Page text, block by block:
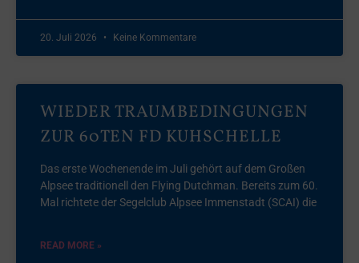
20. Juli 2026 Keine Kommentare
WIEDER TRAUMBEDINGUNGEN
ZUR 60TEN FD KUHSCHELLE
Das erste Wochenende im Juli gehört auf dem Großen
Alpsee traditionell den Flying Dutchman. Bereits zum 60.
Mal richtete der Segelclub Alpsee Immenstadt (SCAI) die
READ MORE »